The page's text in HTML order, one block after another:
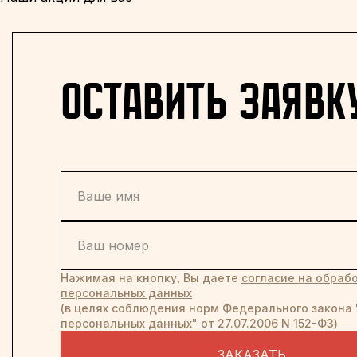
оставить
Нажимая на кнопку, Вы даете согласие на
персональных данных
(в целях соблюдения норм Федерального закона
персональных данных" от 27.07.2006 N 152-ФЗ)